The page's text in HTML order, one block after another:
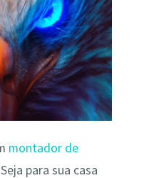
montador de
para sua casa